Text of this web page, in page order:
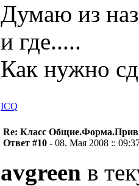
Думаю из
и где.....
Как нужно
ICQ
Re: Класс
Ответ #10 - 08. Мая 2008 ::
avgreen в